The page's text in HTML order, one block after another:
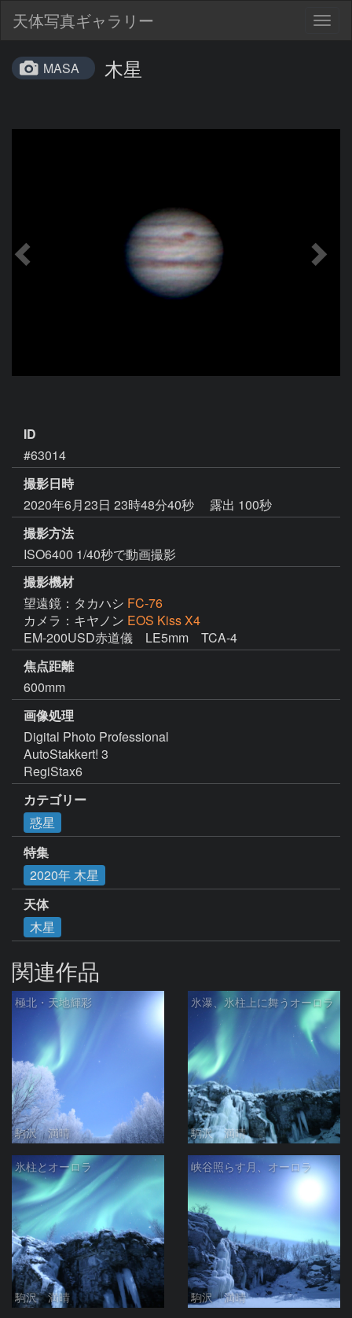
天体写真ギャラリー
MASA 木星
ID
#63014
撮影日時
2020年6月23日 23時48分40秒
露出 100秒
撮影方法
ISO6400 1/40秒で動画撮影
撮影機材
望遠鏡：タカハシ FC-76
カメラ：キヤノン EOS Kiss X4
EM-200USD赤道儀　LE5mm　TCA-4
焦点距離
600mm
画像処理
Digital Photo Professional
AutoStakkert! 3
RegiStax6
カテゴリー
惑星
特集
2020年 木星
天体
木星
関連作品
極北・天地輝彩
駒沢 満晴
氷瀑、氷柱上に舞うオーロラ
駒沢 満晴
氷柱とオーロラ
駒沢 満晴
峡谷照らす月、オーロラ
駒沢 満晴